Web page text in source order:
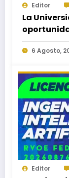
Editor
La
Puerto
6 Agosto,
Editor